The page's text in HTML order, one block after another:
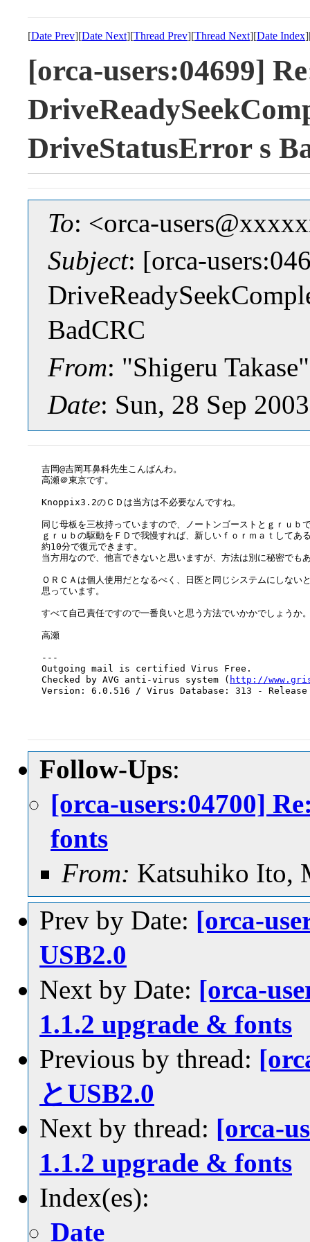
[Date Prev][Date Next][Thread Prev][Thread Next][Date Index
[orca-users:04699]
DriveStatusError s
To: <orca-
Subject: [orca-
BadCRC
From: "Shigeru
Date: Sun, 28 Sep
吉岡@吉岡耳鼻科先生こんばんわ。
高瀬＠東京です。
Knoppix3.2のＣＤは当方は不必要なんですね。
同じ母板を三枚持っていますので、ノートンゴーストとｇｒｕｂ
ｇｒｕｂの駆動をＦＤで我慢すれば、新しいｆｏｒｍａｔしてあ
約10分で復元できます。
当方用なので、他言できないと思いますが、方法は別に秘密でも
ＯＲＣＡは個人使用だとなるべく、日医と同じシステムにしない
思っています。
すべて自己責任ですので一番良いと思う方法でいかかでしょうか
高瀬
---
Outgoing mail is certified Virus Free.
Checked by AVG anti-virus system ( http://
Version: 6.0.516 / Virus Database: 313 - Release
Follow-Ups:
[orca-users:04700]
fonts
From: Katsuhiko Ito,
Prev by Date: [orca-
USB2.0
Next by Date: [orca-
1.1.2 upgrade & fonts
Previous by thread:
とUSB2.0
Next by thread: [orca-
1.1.2 upgrade & fonts
Index(es):
Date